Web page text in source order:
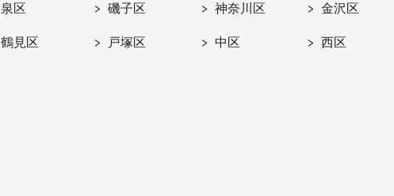
泉区 磯子区 神奈川区 金沢区
鶴見区 戸塚区 中区 西区